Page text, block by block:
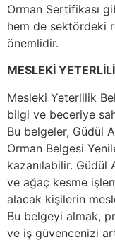
Orman Sertifikası
hem de sektördeki
önemlidir.
MESLEKİ
Mesleki Yeterlilik
bilgi ve beceriye
Bu belgeler, Güdül
Orman Belgesi
kazanılabilir. Güdül
ve ağaç kesme
alacak kişilerin
Bu belgeyi almak,
ve iş güvencenizi